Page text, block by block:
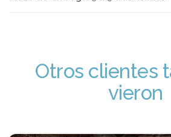
Otros clientes
vieron